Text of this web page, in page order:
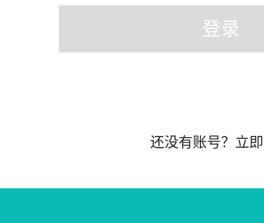
登录
还没有账号？立